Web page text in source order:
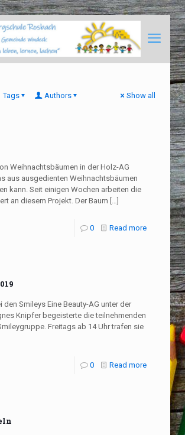
Tags Authors Show all
Weihnachtsbäumen in der Holz-AG
aus ausgedienten Weihnachtsbäumen
kann. Seit einigen Wochen arbeiten die
an diesem Projekt. Der Baum […]
0 Read more
den Smileys Eine Beauty-AG unter der
Knipfer begeisterte die teilnehmenden
Freitags ab 14 Uhr trafen sie
0 Read more